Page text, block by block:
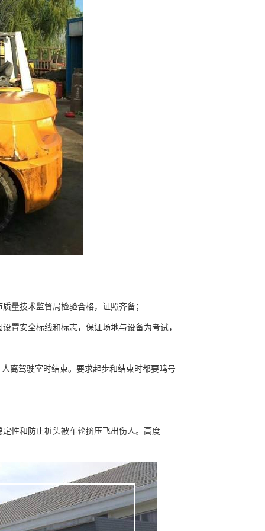
量技术监督局检验合格，证照齐备；
置安全标线和标志，保证场地与设备为考试，
离驾驶室时结束。要求起步和结束时都要鸣号
性和防止桩头被车轮挤压飞出伤人。高度